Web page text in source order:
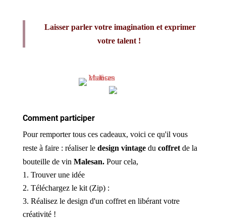
Laisser parler votre imagination et exprimer
votre talent !
Comment participer
Pour remporter tous ces cadeaux, voici ce qu'il vous
reste à faire : réaliser le design vintagedu coffretde la
bouteille de vin Malesan.Pour cela,
Trouver une idée
Téléchargez le kit (Zip) :
Réalisez le design d'un coffret en libérant votre
créativité !